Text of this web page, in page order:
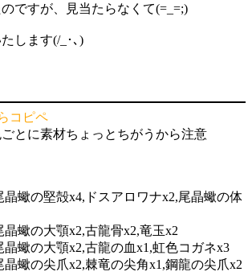
ですが、見当たらなくて(=_=;)
します(/_･､)
コピペ
とに素材ちょっとちがうから注意
晶蠍の堅殻x4,ドスアロワナx2,尾晶蠍の体
晶蠍の大顎x2,古龍骨x2,竜玉x2
晶蠍の大顎x2,古龍の血x1,虹色コガネx3
晶蠍の尖爪x2,棘竜の尖角x1,鋼龍の尖爪x2